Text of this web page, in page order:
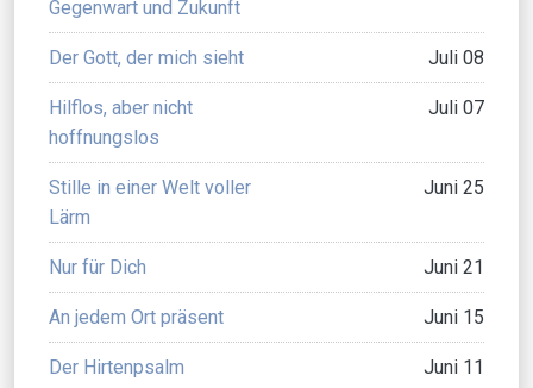
Gegenwart und Zukunft
Der Gott, der mich sieht Juli 08
Hilflos, aber nicht
hoffnungslos
Juli 07
Stille in einer Welt voller
Lärm
Juni 25
Nur für Dich Juni 21
An jedem Ort präsent Juni 15
Der Hirtenpsalm Juni 11